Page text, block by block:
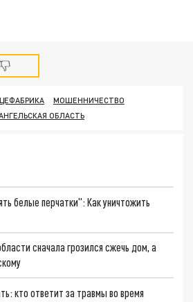
МОШЕННИЧЕСТВО
ОБЛАСТЬ
белые перчатки": Как уничтожить
сначала грозился сжечь дом, а
кто ответит за травмы во время